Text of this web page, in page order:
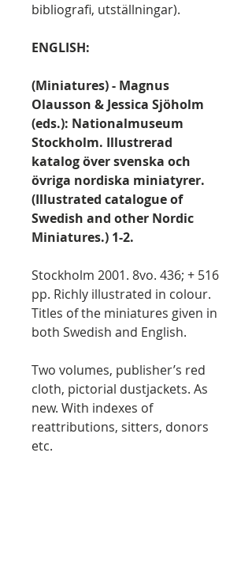
bibliografi, utställningar).
ENGLISH:
(Miniatures) - Magnus
Olausson & Jessica Sjöholm
(eds.): Nationalmuseum
Stockholm. Illustrerad
katalog över svenska och
övriga nordiska miniatyrer.
(Illustrated catalogue of
Swedish and other Nordic
Miniatures.) 1-2.
Stockholm 2001. 8vo. 436; + 516
pp. Richly illustrated in colour.
Titles of the miniatures given in
both Swedish and English.
Two volumes, publisher’s red
cloth, pictorial dustjackets. As
new. With indexes of
reattributions, sitters, donors
etc.